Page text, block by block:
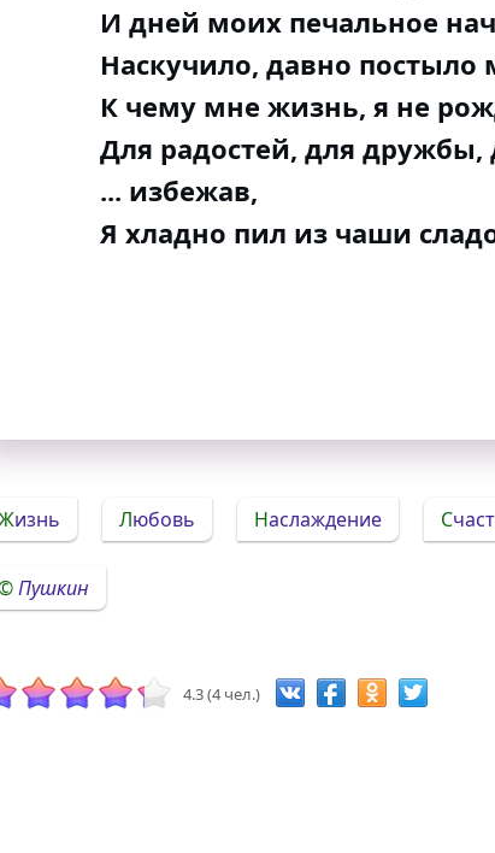
И дней моих печальное
Наскучило, давно постыло
К чему мне жизнь, я не
Для радостей, для дружбы,
... избежав,
Я хладно пил из чаши
Жизнь Любовь Наслаждение
Пушкин
4.3 (4 чел.)